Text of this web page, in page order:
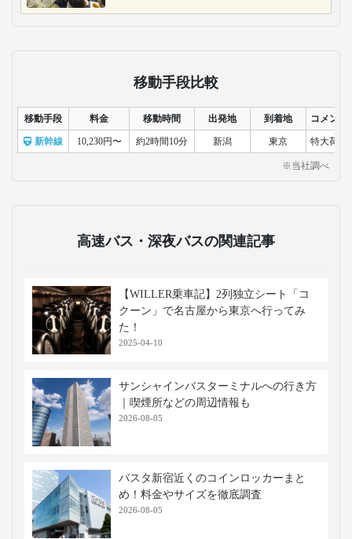
移動手段比較
移動手段 料金 移動時間 出発地 到着地 コメント
新幹線 10,230円〜 約2時間10分 新潟 東京 特大荷物
※当社調べ
高速バス・深夜バスの関連記事
【WILLER乗車記】2列独立シート「コ
クーン」で名古屋から東京へ行ってみ
た！
2025-04-10
サンシャインバスターミナルへの行き方
｜喫煙所などの周辺情報も
2026-08-05
バスタ新宿近くのコインロッカーまと
め！料金やサイズを徹底調査
2026-08-05